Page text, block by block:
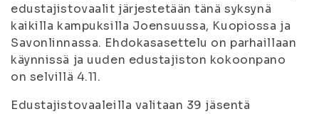
edustajistovaalit järjestetään tänä syksynä
kaikilla kampuksilla Joensuussa, Kuopiossa ja
Savonlinnassa. Ehdokasasettelu on parhaillaan
käynnissä ja uuden edustajiston kokoonpano
on selvillä 4.11.
Edustajistovaaleilla valitaan 39 jäsentä